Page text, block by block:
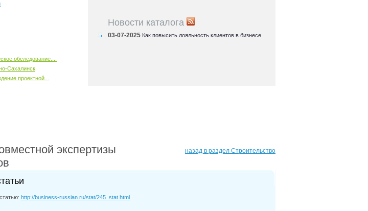
обследование....
Сахалинск
проектной...
Новости каталога
03-07-2025 Как повысить лояльность клиентов в бизнесе
экспертизы
назад в раздел Строительство
http://business-russian.ru/stat/245_stat.html